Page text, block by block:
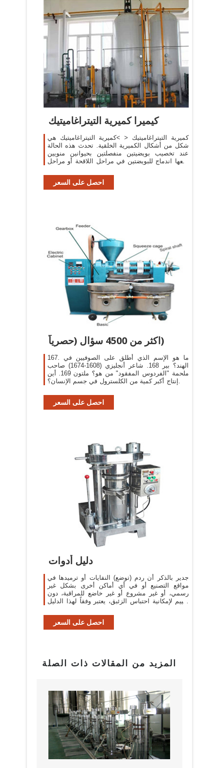
كيميرا كميرية التيتراغاميتيك
كميرية التيتراغاميتيك < >كميرية التيتراغاميتيك هي
شكل من أشكال الكميرية الخلقية. تحدث هذه الحالة
عند تخصيب بويضيتين منفصلتين بحيوانين منويين
يتبعها اندماج للبويضتين في مراحل اللاقحة أو مراحل
احصل على السعر
اکثر من 4500 سؤال (حصرياً)
167. ما هو الإسم الذي أطلق على الصوفيين في
الهند؟ بير 168. شاعر أنجليزي (1608-1674) صاحب
ملحمة "الفردوس المفقود" من هو؟ ملتون 169. أين
يتم إنتاج أكبر كمية من الكلسترول في جسم الإنسان؟
احصل على السعر
دليل أدوات
جدير بالذكر أن ردم (توضع) النفايات أو ترميدها في
مواقع التصنيع أو في أي أماكن أخرى بشكل غير
رسمي، أو غير مشروع أو غير خاضع للمراقبة، دون
تقييم لإمكانية احتباس الزئبق، يعتبر وفقاً لهذا الدليل
احصل على السعر
المزيد من المقالات ذات الصلة